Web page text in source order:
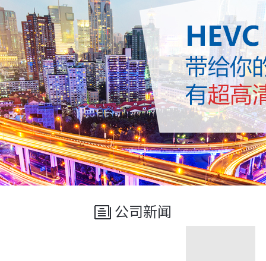
公司新闻